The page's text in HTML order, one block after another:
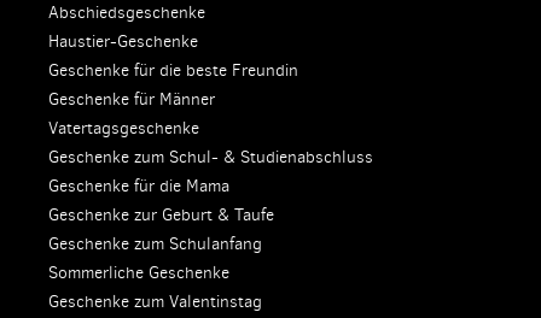
Abschiedsgeschenke
Haustier-Geschenke
Geschenke für die beste Freundin
Geschenke für Männer
Vatertagsgeschenke
Geschenke zum Schul- & Studienabschluss
Geschenke für die Mama
Geschenke zur Geburt & Taufe
Geschenke zum Schulanfang
Sommerliche Geschenke
Geschenke zum Valentinstag